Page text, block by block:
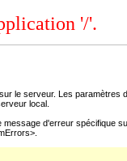
'/'.
le serveur. Les
local.
d'erreur spécifique